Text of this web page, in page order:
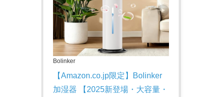
Bolinker
【Amazon.co.jp限定】Bolinker
加湿器 【2025新登場・大容量・